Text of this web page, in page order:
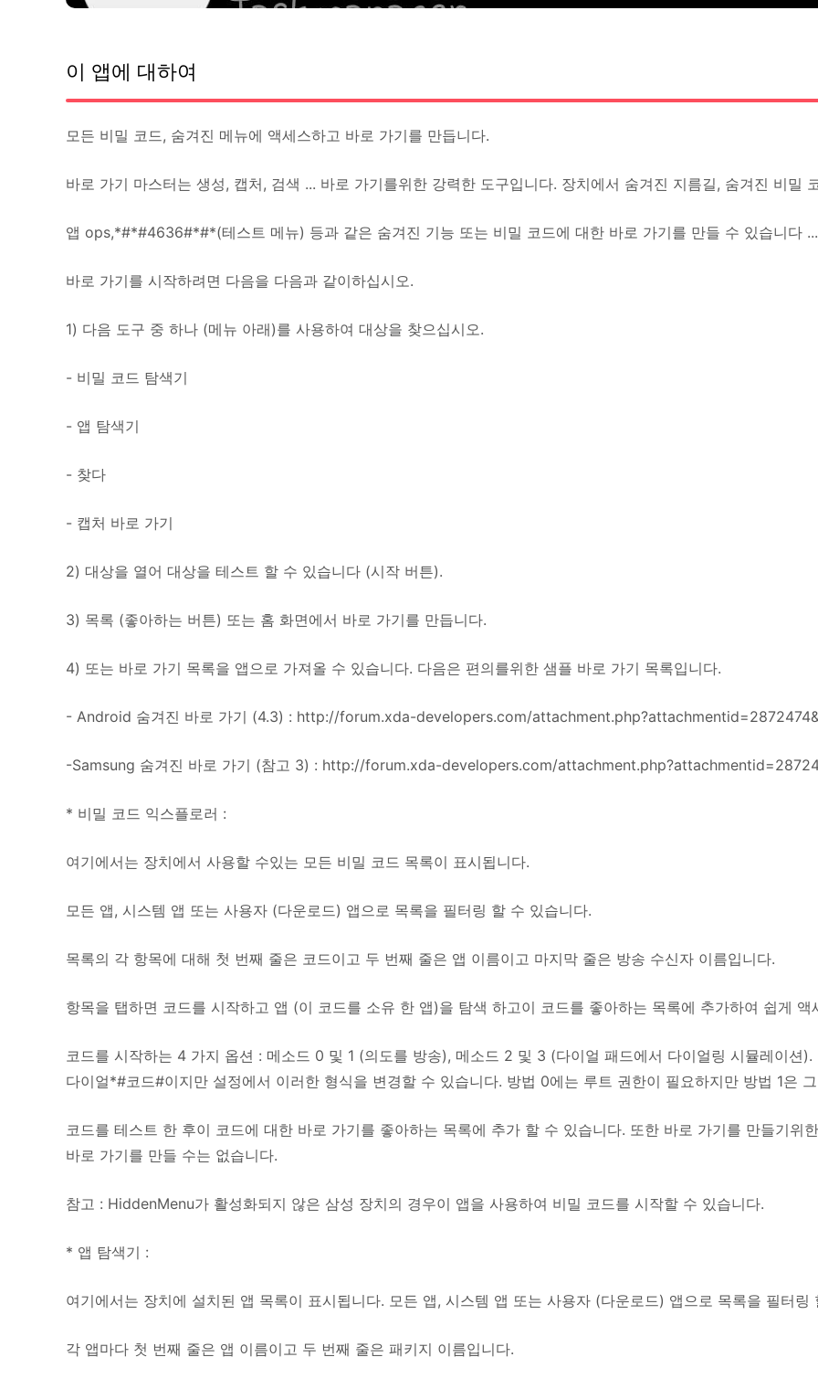
이 앱에 대하여
모든 비밀 코드, 숨겨진 메뉴에 액세스하고 바로 가기를 만듭니다.
바로 가기 마스터는 생성, 캡처, 검색 ... 바로 가기를위한 강력한 도구입니다. 장치에서 숨겨진 지름길, 숨겨진 비밀
앱 ops,*#*#4636#*#*(테스트 메뉴) 등과 같은 숨겨진 기능 또는 비밀 코드에 대한 바로 가기를 만들 수 있습니다
바로 가기를 시작하려면 다음을 다음과 같이하십시오.
1) 다음 도구 중 하나 (메뉴 아래)를 사용하여 대상을 찾으십시오.
- 비밀 코드 탐색기
- 앱 탐색기
- 찾다
- 캡처 바로 가기
2) 대상을 열어 대상을 테스트 할 수 있습니다 (시작 버튼).
3) 목록 (좋아하는 버튼) 또는 홈 화면에서 바로 가기를 만듭니다.
4) 또는 바로 가기 목록을 앱으로 가져올 수 있습니다. 다음은 편의를위한 샘플 바로 가기 목록입니다.
- Android 숨겨진 바로 가기 (4.3) : http://forum.xda-developers.com/
-Samsung 숨겨진 바로 가기 (참고 3) : http://forum.xda-developers.com/
* 비밀 코드 익스플로러 :
여기에서는 장치에서 사용할 수있는 모든 비밀 코드 목록이 표시됩니다.
모든 앱, 시스템 앱 또는 사용자 (다운로드) 앱으로 목록을 필터링 할 수 있습니다.
목록의 각 항목에 대해 첫 번째 줄은 코드이고 두 번째 줄은 앱 이름이고 마지막 줄은 방송 수신자 이름입니다.
항목을 탭하면 코드를 시작하고 앱 (이 코드를 소유 한 앱)을 탐색 하고이 코드를 좋아하는 목록에 추가하여 쉽게
코드를 시작하는 4 가지 옵션 : 메소드 0 및 1 (의도를 방송), 메소드 2 및 3 (다이얼 패드에서 다이얼링 시뮬레이
다이얼*#코드#이지만 설정에서 이러한 형식을 변경할 수 있습니다. 방법 0에는 루트 권한이 필요하지만 방법 1은
코드를 테스트 한 후이 코드에 대한 바로 가기를 좋아하는 목록에 추가 할 수 있습니다. 또한 바로 가기를 만들기위
바로 가기를 만들 수는 없습니다.
참고 : HiddenMenu가 활성화되지 않은 삼성 장치의 경우이 앱을 사용하여 비밀 코드를 시작할 수 있습니다.
* 앱 탐색기 :
여기에서는 장치에 설치된 앱 목록이 표시됩니다. 모든 앱, 시스템 앱 또는 사용자 (다운로드) 앱으로 목록을 필터링
각 앱마다 첫 번째 줄은 앱 이름이고 두 번째 줄은 패키지 이름입니다.